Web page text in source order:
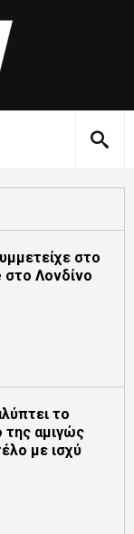
στο
στο Λονδίνο
το
αμιγώς
με ισχύ